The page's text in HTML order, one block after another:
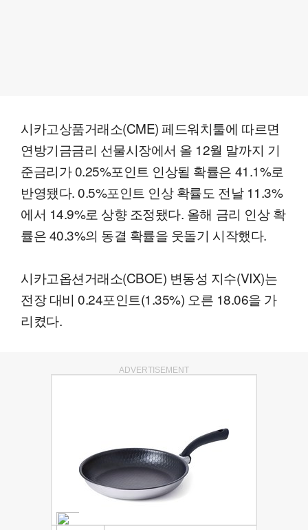
시카고상품거래소(CME) 페드워치툴에 따르면
연방기금금리 선물시장에서 올 12월 말까지 기
준금리가 0.25%포인트 인상될 확률은 41.1%로
반영됐다. 0.5%포인트 인상 확률도 전날 11.3%
에서 14.9%로 상향 조정됐다. 올해 금리 인상 확
률은 40.3%의 동결 확률을 웃돌기 시작했다.
시카고옵션거래소(CBOE) 변동성 지수(VIX)는
전장 대비 0.24포인트(1.35%) 오른 18.06을 가
리켰다.
ADVERTISEMENT